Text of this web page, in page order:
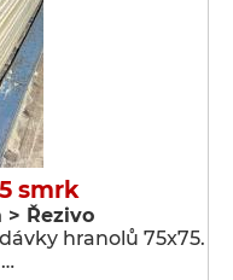
smrk
Řezivo
hranolů 75x75.